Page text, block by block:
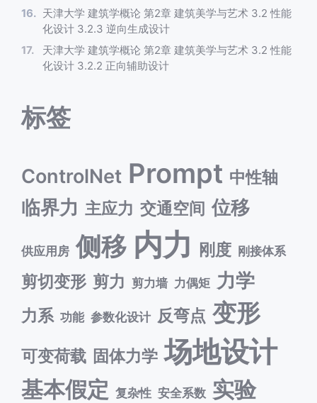
天津大学 建筑学概论 第2章 建筑美学与艺术 3.2 性能
化设计 3.2.3 逆向生成设计
天津大学 建筑学概论 第2章 建筑美学与艺术 3.2 性能
化设计 3.2.2 正向辅助设计
标签
ControlNet Prompt 中性轴
临界力 主应力 交通空间 位移
供应用房 侧移 内力 刚度 刚接体系
剪切变形 剪力 剪力墙 力偶矩 力学
力系 功能 参数化设计 反弯点 变形
可变荷载 固体力学 场地设计
基本假定 复杂性 安全系数 实验